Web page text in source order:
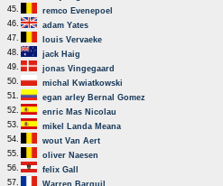
45.
remco Evenepoel
46.
adam Yates
47.
louis Vervaeke
48.
jack Haig
49.
jonas Vingegaard
50.
michal Kwiatkowski
51.
egan arley Bernal Gomez
52.
enric Mas Nicolau
53.
mikel Landa Meana
54.
wout Van Aert
55.
oliver Naesen
56.
felix Gall
57.